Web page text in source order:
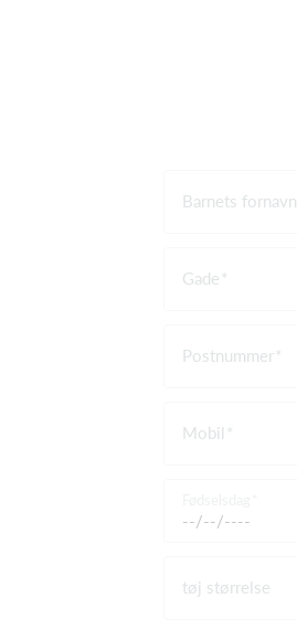
Barnets fornavn
Gade
Postnummer
Mobil
tøj størrelse